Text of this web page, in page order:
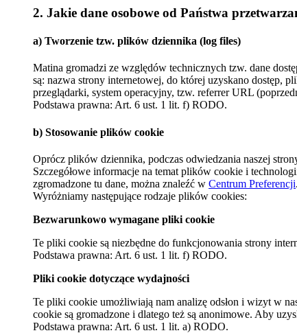
2. Jakie dane osobowe od Państwa
a) Tworzenie tzw. plików dziennika (log files)
Matina gromadzi ze względów technicznych tzw. dane
są: nazwa strony internetowej, do której uzyskano dostęp,
przeglądarki, system operacyjny, tzw. referrer URL
Podstawa prawna: Art. 6 ust. 1 lit. f) RODO.
b) Stosowanie plików cookie
Oprócz plików dziennika, podczas odwiedzania naszej
Szczegółowe informacje na temat plików cookie i
zgromadzone tu dane, można znaleźć w Centrum Preferencji
Wyróżniamy następujące rodzaje plików cookies:
Bezwarunkowo wymagane pliki cookie
Te pliki cookie są niezbędne do funkcjonowania strony
Podstawa prawna: Art. 6 ust. 1 lit. f) RODO.
Pliki cookie dotyczące wydajności
Te pliki cookie umożliwiają nam analizę odsłon i wizyt w
cookie są gromadzone i dlatego też są anonimowe. Aby
Podstawa prawna: Art. 6 ust. 1 lit. a) RODO.